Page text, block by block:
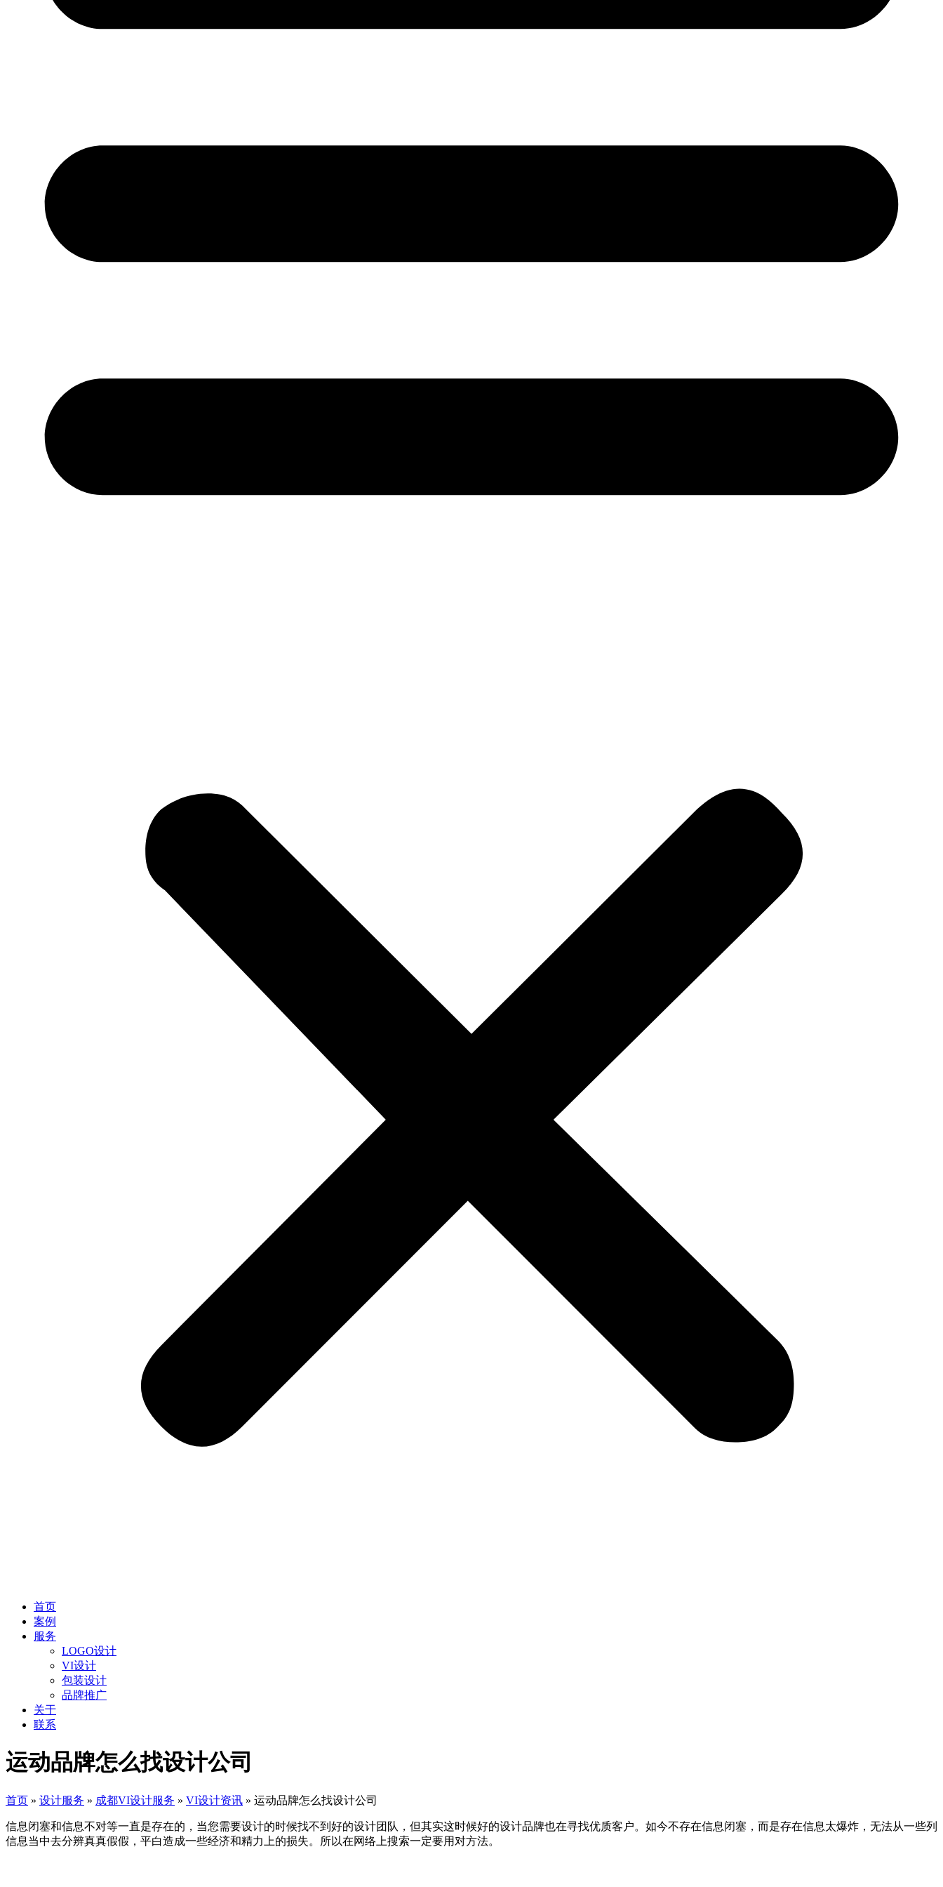
首页
案例
服务
LOGO设计
VI设计
包装设计
品牌推广
关于
联系
运动品牌怎么找设计公司
首页 » 设计服务 » 成都VI设计服务 » VI设计资讯 » 运动品牌怎么找设计公司
信息闭塞和信息不对等一直是存在的，当您需要设计的时候找不到好的设计团队，但其实这时候好的设计品牌也在寻找优质客户。如今不存在信息闭塞，而是存在信息太爆炸，无法从一些列
信息当中去分辨真真假假，平白造成一些经济和精力上的损失。所以在网络上搜索一定要用对方法。